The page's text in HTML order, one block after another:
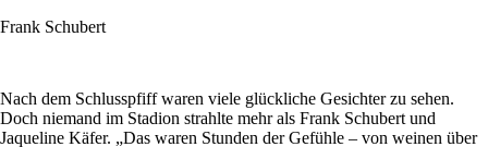
Frank Schubert
Nach dem Schlusspfiff waren viele glückliche Gesichter zu sehen.
Doch niemand im Stadion strahlte mehr als Frank Schubert und
Jaqueline Käfer. „Das waren Stunden der Gefühle – von weinen über